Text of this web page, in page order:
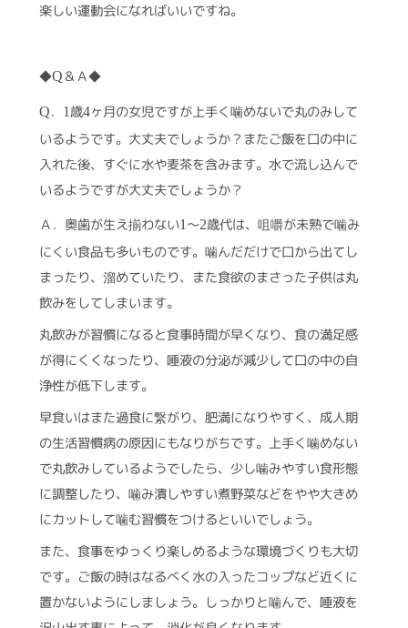
楽しい運動会になればいいですね。
◆Q ＆Ａ◆
Q． 1歳4ヶ月の女児ですが上手く噛めないで丸のみして
いるようです。大丈夫でしょうか？またご飯を口の中に
入れた後、すぐに水や麦茶を含みます。水で流し込んで
いるようですが大丈夫でしょうか？
Ａ．奥歯が生え揃わない1 ～2歳代は、咀嚼が未熟で噛み
にくい食品も多いものです。噛んだだけで口から出てし
まったり、溜めていたり、また食欲のまさった子供は丸
飲みをしてしまいます。
丸飲みが習慣になると食事時間が早くなり、食の満足感
が得にくくなったり、唾液の分泌が減少して口の中の自
浄性が低下します。
早食いはまた過食に繋がり、肥満になりやすく、成人期
の生活習慣病の原因にもなりがちです。上手く噛めない
で丸飲みしているようでしたら、少し噛みやすい食形態
に調整したり、噛み潰しやすい煮野菜などをやや大きめ
にカットして噛む習慣をつけるといいでしょう。
また、食事をゆっくり楽しめるような環境づくりも大切
です。ご飯の時はなるべく水の入ったコップなど近くに
置かないようにしましょう。しっかりと噛んで、唾液を